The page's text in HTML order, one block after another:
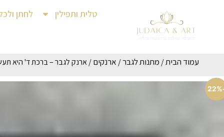
טלית ותפילין לחתן
עמוד הבית/ מתנות לגבר/ ארנקים/ ארנק לגבר – ברכת ד' היא
-